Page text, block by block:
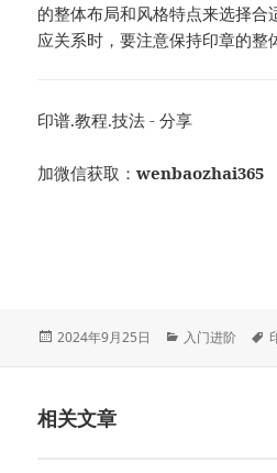
的整体布局和风格特点来选择合
应关系时，要注意保持印章的整
印谱.教程.技法 - 分享
加微信获取：wenbaozhai365
发
2024年9月25日
分
入门进阶
相关文章